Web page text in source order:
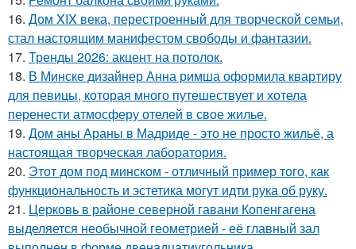
16. Дом XIX века, перестроенный для творческой семьи,
стал настоящим манифестом свободы и фантазии.
17. Тренды 2026: акцент на потолок.
18. В Минске дизайнер Анна римша оформила квартиру
для певицы, которая много путешествует и хотела
перенести атмосферу отелей в свое жилье.
19. Дом аны Араны в Мадриде - это не просто жильё, а
настоящая творческая лаборатория.
20. Этот дом под минском - отличный пример того, как
функциональность и эстетика могут идти рука об руку.
21. Церковь в районе северной гавани Копенгагена
выделяется необычной геометрией - её главный зал